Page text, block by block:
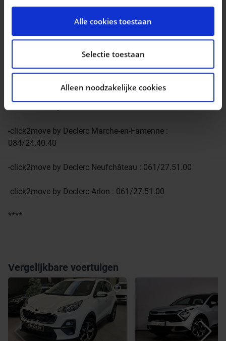
personaliseren, om functies voor social media te
bieden en om ons websiteverkeer te analyseren. Ook
delen we informatie over uw gebruik van onze site met
onze partners voor social media, adverteren en
combineren met andere informatie die u aan ze heeft
verstrekt of die ze hebben verzameld op basis van uw
gebruik van hun services.
Alle cookies toestaan
Selectie toestaan
Alleen noodzakelijke cookies
l’un de nos points de vente :
-click2move by Declerc Gembloux : 081/62.53.10
-click2move by Declerc Namur (Naninne) : 081/74.97.20
-click2move by Declerc Ciney : 083/21.24.05
-click2move by Declerc Marche-en-Famenne :
084/24.40.40
-click2move by Declerc Neufchâteau : 061/27.51.00
-click2move by Declerc Arlon : 061/27.51.00
****
Vergelijkbare voertuigen